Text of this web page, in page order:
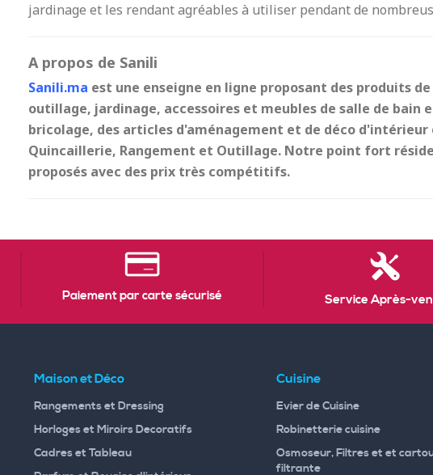
jardinage et les rendant agréables à utiliser pendant de
A propos de Sanili
Sanili.ma est une enseigne en ligne proposant des produits
outillage, jardinage, accessoires et meubles de salle de bain
bricolage, des articles d'aménagement et de déco
Quincaillerie, Rangement et Outillage. Notre point fort
proposés avec des prix très compétitifs.
Paiement par carte sécurisé Service Après-
Maison et Déco
Rangements et Dressing
Horloges et Miroirs Decoratifs
Cadres et Tableau
Cuisine
Evier de Cuisine
Robinetterie cuisine
Osmoseur, Filtres et et
filtrante